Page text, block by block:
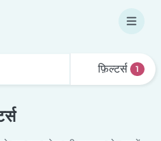
फ़िल्टर्स 1